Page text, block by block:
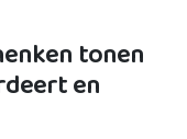
tonen
en